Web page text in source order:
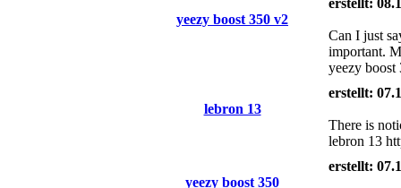
yeezy boost 350 v2
erstellt:
Can I just
important.
yeezy boost
lebron 13
erstellt:
There is
lebron 13
yeezy boost 350
erstellt: